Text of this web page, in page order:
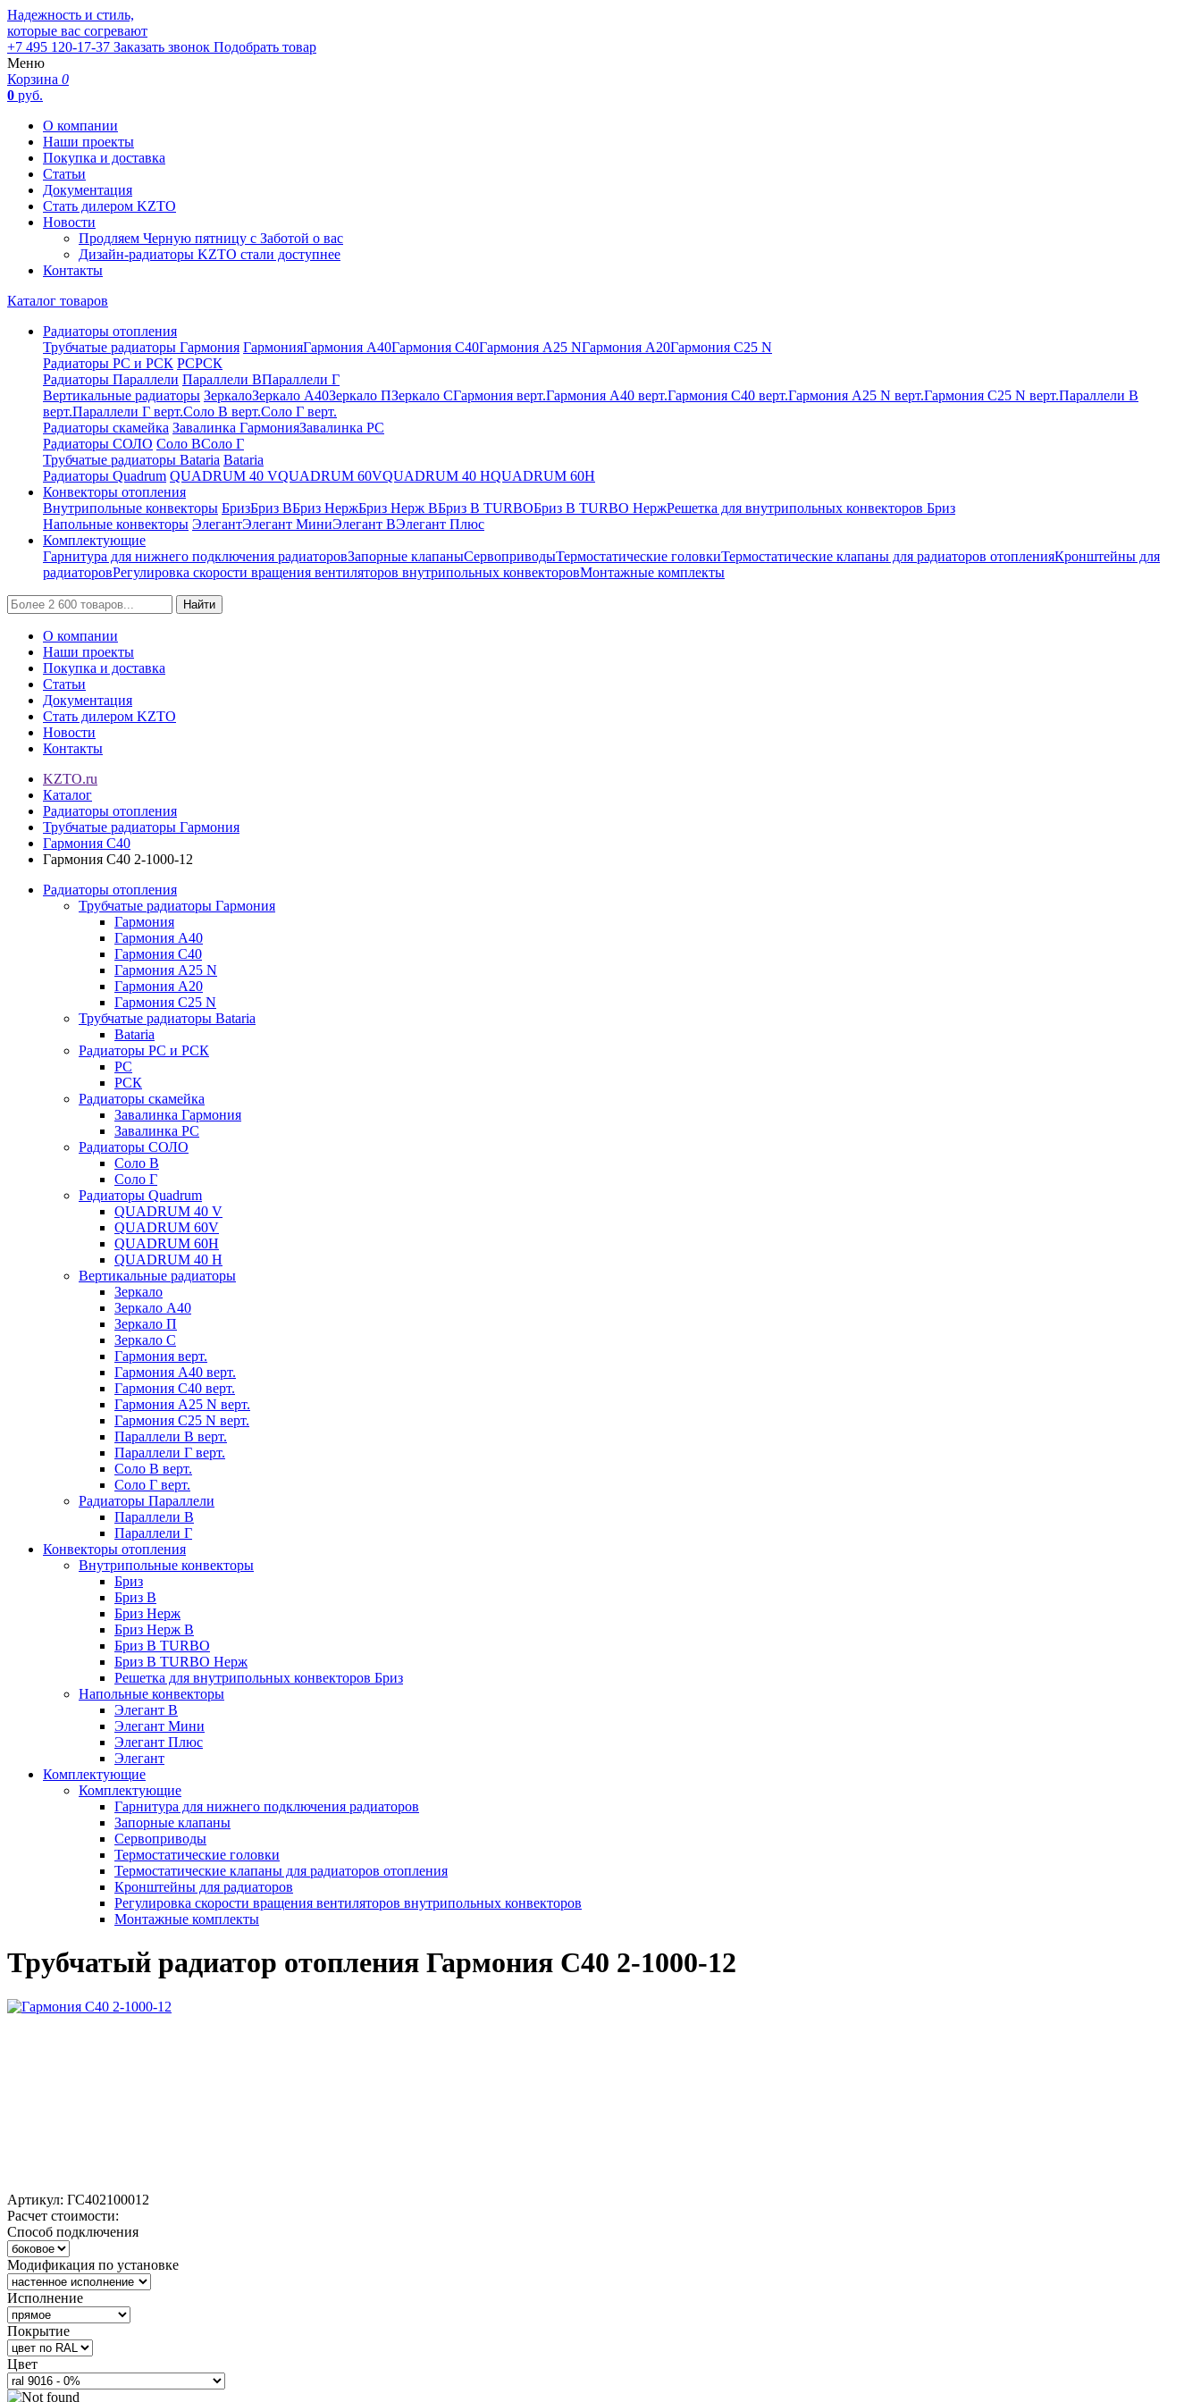
Надежность и стиль,
которые вас согревают
+7 495 120-17-37 Заказать звонок Подобрать товар
Меню
Корзина 0
0 руб.
О компании
Наши проекты
Покупка и доставка
Статьи
Документация
Стать дилером KZTO
Новости
Продляем Черную пятницу с Заботой о вас
Дизайн-радиаторы KZTO стали доступнее
Контакты
Каталог товаров
Радиаторы отопления
Трубчатые радиаторы Гармония ГармонияГармония А40Гармония С40Гармония А25 NГармония А20Гармония С25 N
Радиаторы РС и РСК РСРСК
Радиаторы Параллели Параллели ВПараллели Г
Вертикальные радиаторы ЗеркалоЗеркало А40Зеркало ПЗеркало СГармония верт.Гармония А40 верт.Гармония С40 верт.Гармония А25 N верт.Гармония С25 N верт.Параллели В
верт.Параллели Г верт.Соло В верт.Соло Г верт.
Радиаторы скамейка Завалинка ГармонияЗавалинка РС
Радиаторы СОЛО Соло ВСоло Г
Трубчатые радиаторы Bataria Bataria
Радиаторы Quadrum QUADRUM 40 VQUADRUM 60VQUADRUM 40 HQUADRUM 60H
Конвекторы отопления
Внутрипольные конвекторы БризБриз ВБриз НержБриз Нерж ВБриз В TURBOБриз В TURBO НержРешетка для внутрипольных конвекторов Бриз
Напольные конвекторы ЭлегантЭлегант МиниЭлегант ВЭлегант Плюс
Комплектующие
Гарнитура для нижнего подключения радиаторовЗапорные клапаныСервоприводыТермостатические головкиТермостатические клапаны для радиаторов отопленияКронштейны для
радиаторовРегулировка скорости вращения вентиляторов внутрипольных конвекторовМонтажные комплекты
Найти
О компании
Наши проекты
Покупка и доставка
Статьи
Документация
Стать дилером KZTO
Новости
Контакты
KZTO.ru
Каталог
Радиаторы отопления
Трубчатые радиаторы Гармония
Гармония С40
Гармония С40 2-1000-12
Радиаторы отопления
Трубчатые радиаторы Гармония
Гармония
Гармония А40
Гармония С40
Гармония А25 N
Гармония А20
Гармония С25 N
Трубчатые радиаторы Bataria
Bataria
Радиаторы РС и РСК
РС
РСК
Радиаторы скамейка
Завалинка Гармония
Завалинка РС
Радиаторы СОЛО
Соло В
Соло Г
Радиаторы Quadrum
QUADRUM 40 V
QUADRUM 60V
QUADRUM 60H
QUADRUM 40 H
Вертикальные радиаторы
Зеркало
Зеркало А40
Зеркало П
Зеркало С
Гармония верт.
Гармония А40 верт.
Гармония С40 верт.
Гармония А25 N верт.
Гармония С25 N верт.
Параллели В верт.
Параллели Г верт.
Соло В верт.
Соло Г верт.
Радиаторы Параллели
Параллели В
Параллели Г
Конвекторы отопления
Внутрипольные конвекторы
Бриз
Бриз В
Бриз Нерж
Бриз Нерж В
Бриз В TURBO
Бриз В TURBO Нерж
Решетка для внутрипольных конвекторов Бриз
Напольные конвекторы
Элегант В
Элегант Мини
Элегант Плюс
Элегант
Комплектующие
Комплектующие
Гарнитура для нижнего подключения радиаторов
Запорные клапаны
Сервоприводы
Термостатические головки
Термостатические клапаны для радиаторов отопления
Кронштейны для радиаторов
Регулировка скорости вращения вентиляторов внутрипольных конвекторов
Монтажные комплекты
Трубчатый радиатор отопления Гармония С40 2-1000-12
Артикул: ГС402100012
Расчет стоимости:
Способ подключения
Модификация по установке
Исполнение
Покрытие
Цвет